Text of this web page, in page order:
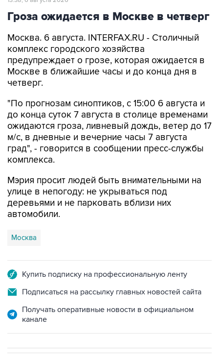
Гроза ожидается в Москве в четверг
Москва. 6 августа. INTERFAX.RU - Столичный
комплекс городского хозяйства
предупреждает о грозе, которая ожидается в
Москве в ближайшие часы и до конца дня в
четверг.
"По прогнозам синоптиков, с 15:00 6 августа и
до конца суток 7 августа в столице временами
ожидаются гроза, ливневый дождь, ветер до 17
м/с, в дневные и вечерние часы 7 августа
град", - говорится в сообщении пресс-службы
комплекса.
Мэрия просит людей быть внимательными на
улице в непогоду: не укрываться под
деревьями и не парковать вблизи них
автомобили.
Москва
Купить подписку на профессиональную ленту
Подписаться на рассылку главных новостей сайта
Получать оперативные новости в официальном
канале